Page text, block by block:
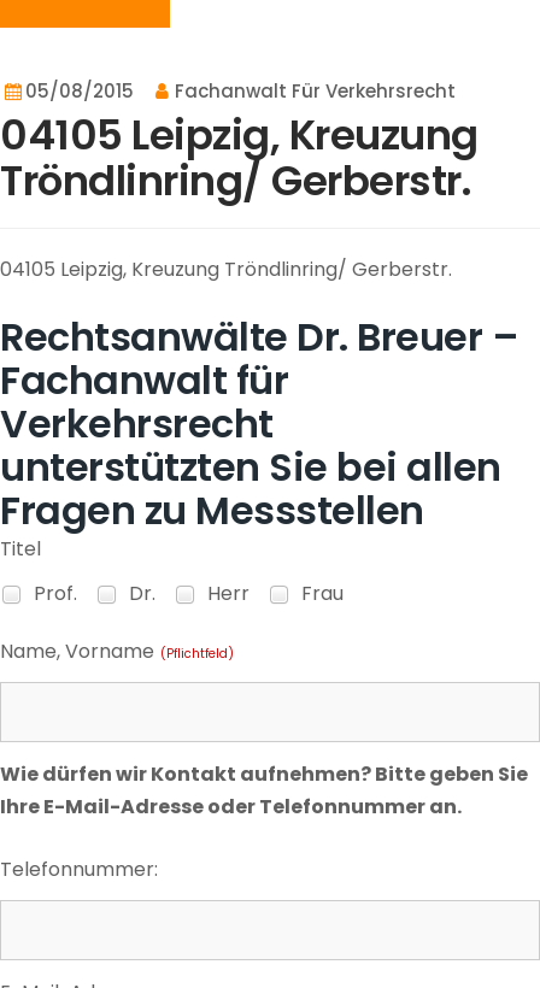
05/08/2015 Fachanwalt Für Verkehrsrecht
04105 Leipzig, Kreuzung
Tröndlinring/ Gerberstr.
04105 Leipzig, Kreuzung Tröndlinring/ Gerberstr.
Rechtsanwälte Dr. Breuer –
Fachanwalt für
Verkehrsrecht
unterstützten Sie bei allen
Fragen zu Messstellen
Titel
Prof.
Dr. Herr Frau
Name, Vorname (Pflichtfeld)
Wie dürfen wir Kontakt aufnehmen? Bitte geben Sie
Ihre E-Mail-Adresse oder Telefonnummer an.
Telefonnummer: